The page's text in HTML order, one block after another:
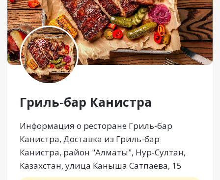
Гриль-бар Канистра
Информация о ресторане Гриль-бар
Канистра, Доставка из Гриль-бар
Канистра, район "Алматы", Нур-Султан,
Казахстан, улица Каныша Сатпаева, 15